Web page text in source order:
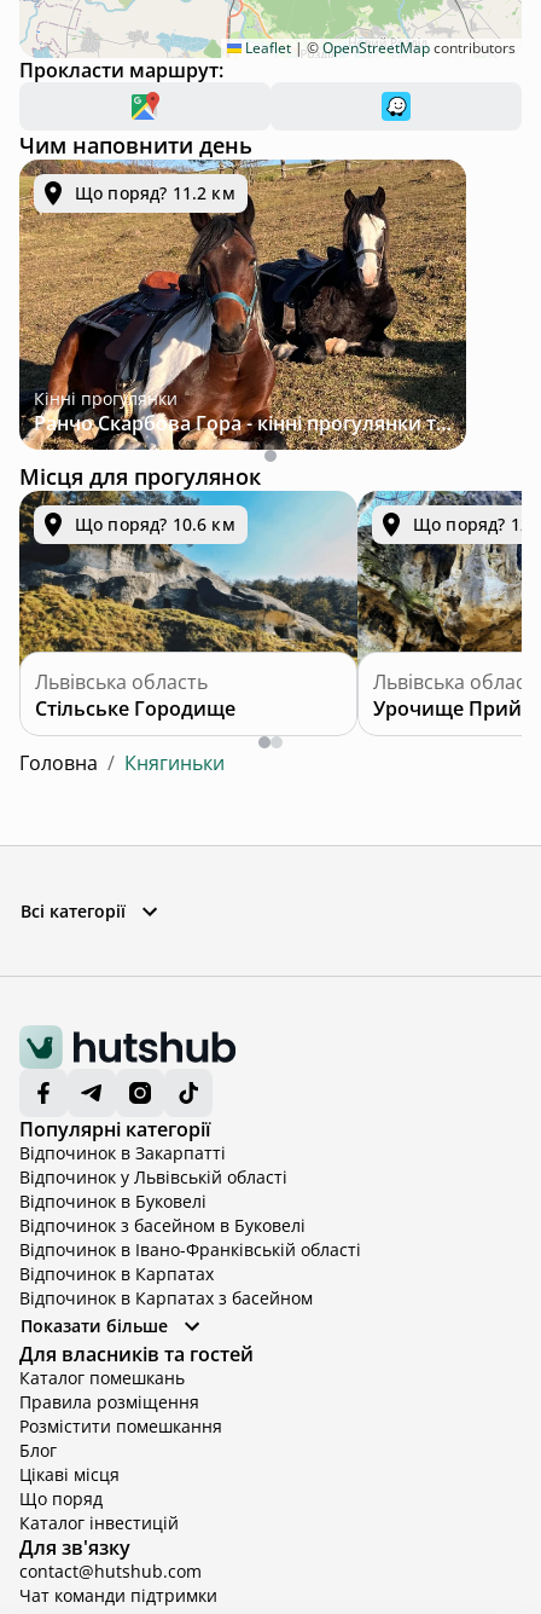
Leaflet |©OpenStreetMapcontributors
Прокласти маршрут:
Чим наповнити день
Що поряд? 11.2 км
Кінні прогулянки
Ранчо Скарбова Гора - кінні прогулянки та відпочинок за 25 км від Львова
Місця для прогулянок
Що поряд? 10.6 км
Львівська область
Стільське Городище
Що поряд?
Львівська
Урочище
Головна / Княгиньки
Всі категорії
Популярні категорії
Відпочинок в Закарпатті
Відпочинок у Львівській області
Відпочинок в Буковелі
Відпочинок з басейном в Буковелі
Відпочинок в Івано-Франківській області
Відпочинок в Карпатах
Відпочинок в Карпатах з басейном
Відпочинок в Київській області
Відпочинок в Київській області з басейном
Відпочинок в Тернопільській області
Відпочинок у Вінницькій області
Відпочинок в Яремче
Відпочинок у Львівській області з басейном
Відпочинок з басейном в Тернопільській області
Показати більше
Для власників та гостей
Каталог помешкань
Правила розміщення
Розмістити помешкання
Блог
Цікаві місця
Що поряд
Каталог інвестицій
Для зв'язку
contact@hutshub.com
Чат команди підтримки